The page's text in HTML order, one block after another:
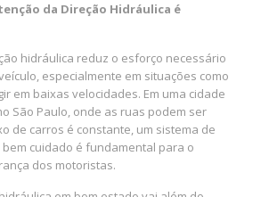
da Direção Hidráulica é
hidráulica reduz o esforço necessário
especialmente em situações como
em baixas velocidades. Em uma cidade
São Paulo, onde as ruas podem ser
de carros é constante, um sistema de
cuidado é fundamental para o
dos motoristas.